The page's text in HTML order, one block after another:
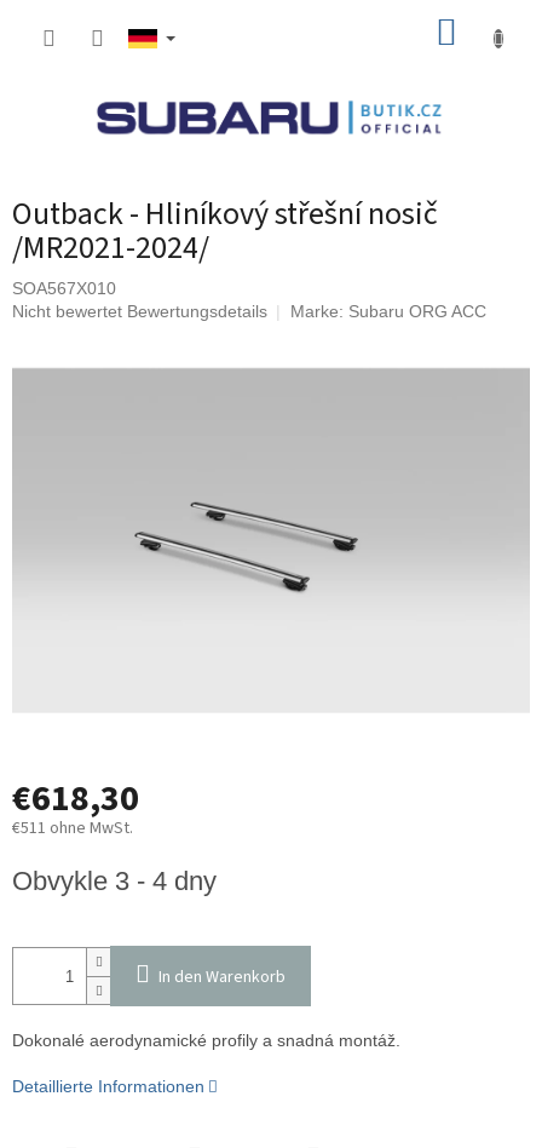
Outback - Hliníkový střešní nosič
/MR2021-2024/
SOA567X010
Die
Nicht bewertet Bewertungsdetails Marke: Subaru ORG ACC
€618,30
€511 ohne MwSt.
Obvykle 3 - 4 dny
In den Warenkorb
Dokonalé aerodynamické profily a snadná montáž.
Detaillierte Informationen